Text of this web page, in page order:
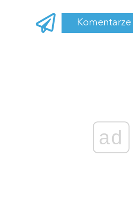
Komentarze
ad